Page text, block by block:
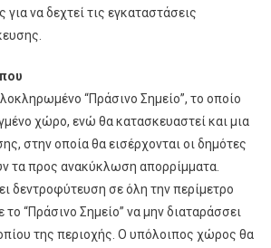
να δεχτεί τις εγκαταστάσεις
“Πράσινο Σημείο”, το οποίο
χώρο, ενώ θα κατασκευαστεί και μια
στην οποία θα εισέρχονται οι δημότες
τα προς ανακύκλωση απορρίμματα.
δεντροφύτευση σε όλη την περίμετρο
“Πράσινο Σημείο” να μην διαταράσσει
της περιοχής. Ο υπόλοιπος χώρος θα